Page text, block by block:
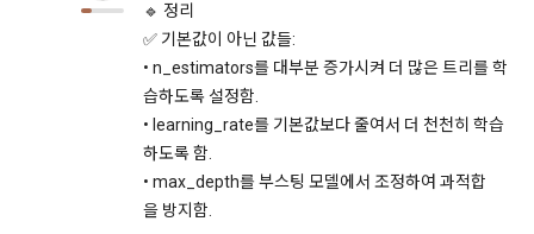
4. “회사” 내부에 고용관계가 인정되는 “근로자”는 “대회” 종료
후 우승자가 상금을 수령한 경우에만 대회 참가가 가능하다. 단,
대회 운영∙관리 차원에서의 대회 참가는 예외로 둔다.
5. “회사”는 “회원”이 본 약관을 위반한다고 판단될 경우, 대회 실
격 처리 또는 관련 대회 중단 등의 조치를 취할 수 있다.
6. 모든 대회는 법률 및 본 약관을 준수해야한다.
아래 사항에 관한 개인정보처리방침의 변경이 있을 경우 개정
최소 7일 전에 ‘공지사항’을 통해 사전 공지를 할 것입니다.
1) 개인정보를 제공받는 자
2) 개인정보를 제공받는 자의 개인정보 이용 목적
3) 제공하는 개인정보의 항목
🔹 정리
✅ 기본값이 아닌 값들:
• n_estimators를 대부분 증가시켜 더 많은 트리를 학
습하도록 설정함.
• learning_rate를 기본값보다 줄여서 더 천천히 학습
하도록 함.
• max_depth를 부스팅 모델에서 조정하여 과적합
을 방지함.